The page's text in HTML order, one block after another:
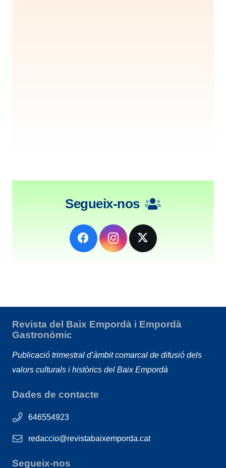
Segueix-nos
Revista del Baix Empordà i Empordà
Gastronòmic
Publicació trimestral d’àmbit comarcal de difusió dels
valors culturals i històrics del Baix Empordà
Dades de contacte
646554923
redaccio@revistabaixemporda.cat
Segueix-nos